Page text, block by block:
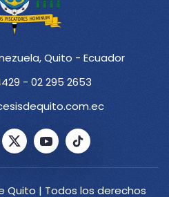
Quito - Ecuador
- 02 295 2653
Quito | Todos los derechos